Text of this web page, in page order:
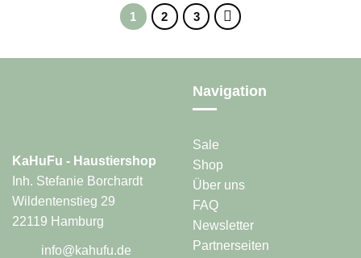
können
auf.
Die
können
der
Produktseite
werden
1 2 3
KaHuFu - Haustiershop
Inh. Stefanie Borchardt
Wildentenstieg 29
22119 Hamburg
info@kahufu.de
Navigation
Sale
Shop
Über uns
FAQ
Newsletter
Partnerseiten